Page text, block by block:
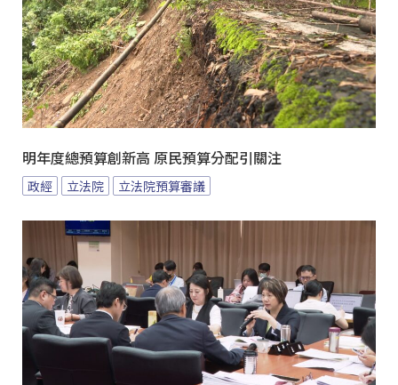
明年度總預算創新高 原民預算分配引關注
政經 立法院 立法院預算審議